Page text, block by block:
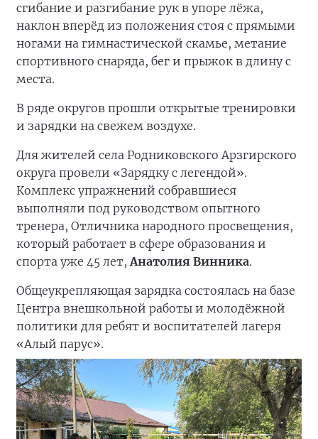
сгибание и разгибание рук в упоре лёжа,
наклон вперёд из положения стоя с прямыми
ногами на гимнастической скамье, метание
спортивного снаряда, бег и прыжок в длину с
места.
В ряде округов прошли открытые тренировки
и зарядки на свежем воздухе.
Для жителей села Родниковского Арзгирского
округа провели «Зарядку с легендой».
Комплекс упражнений собравшиеся
выполняли под руководством опытного
тренера, Отличника народного просвещения,
который работает в сфере образования и
спорта уже 45 лет, Анатолия Винника.
Общеукрепляющая зарядка состоялась на базе
Центра внешкольной работы и молодёжной
политики для ребят и воспитателей лагеря
«Алый парус».